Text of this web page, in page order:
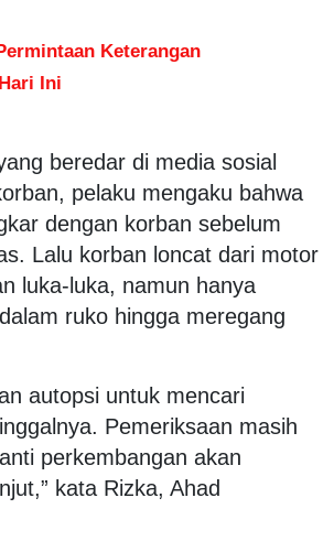
Keterangan
Ini
beredar di media sosial
pelaku mengaku bahwa
dengan korban sebelum
Lalu korban loncat dari motor
luka-luka, namun hanya
ruko hingga meregang
autopsi untuk mencari
Pemeriksaan masih
perkembangan akan
kata Rizka, Ahad